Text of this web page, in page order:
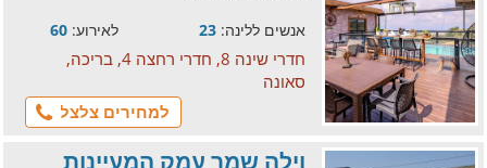
אנשים ללינה: 23 לאירוע: 60
חדרי שינה 8, חדרי רחצה 4, בריכה,
סאונה
למחירים צלצל
וילה שמר עמק המעיינות